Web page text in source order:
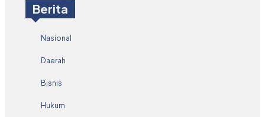
Berita
Nasional
Daerah
Bisnis
Hukum